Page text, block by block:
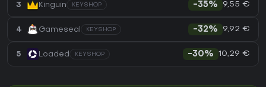
3 Kinguin KEYSHOP -35% 9,55 €
4 Gameseal KEYSHOP -32% 9,92 €
5 Loaded KEYSHOP -30% 10,29 €